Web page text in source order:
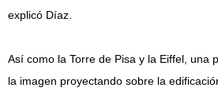
explicó Díaz.
Así como la Torre de Pisa y la Eiffel, una
la imagen proyectando sobre la